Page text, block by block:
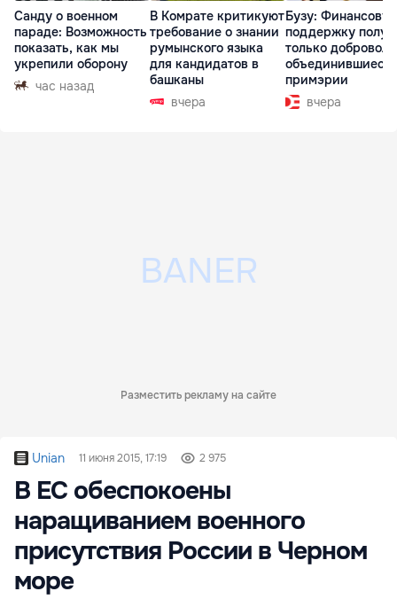
Санду о военном
параде: Возможность
показать, как мы
укрепили оборону
час назад
В Комрате критикуют
требование о знании
румынского языка
для кандидатов в
башканы
вчера
Бузу:
поддержку
только
объединившиеся
примэрии
вчера
Разместить рекламу на сайте
Unian 11 июня 2015, 17:19 2 975
В ЕС обеспокоены
наращиванием военного
присутствия России в Черном
море